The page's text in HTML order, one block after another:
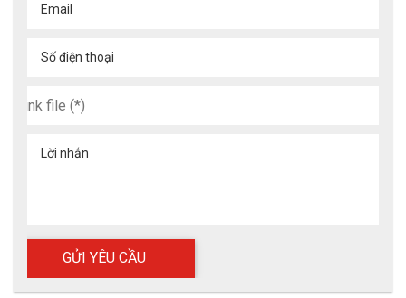
Email
Số điện thoại
Lời nhắn